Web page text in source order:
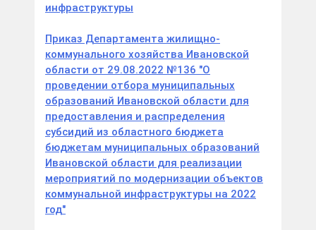
инфраструктуры
Приказ Департамента жилищно-
коммунального хозяйства Ивановской
области от 29.08.2022 №136 "О
проведении отбора муниципальных
образований Ивановской области для
предоставления и распределения
субсидий из областного бюджета
бюджетам муниципальных образований
Ивановской области для реализации
мероприятий по модернизации объектов
коммунальной инфраструктуры на 2022
год"